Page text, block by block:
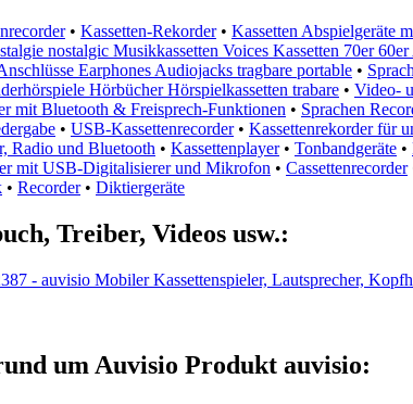
• Kassetten-Rekorder• Kassetten Abspielgeräte
nostalgic Musikkassetten Voices Kassetten 70er
Earphones Audiojacks tragbare portable •
Hörbücher Hörspielkassetten trabare • Video-
mit Bluetooth & Freisprech-Funktionen • Sprachen
• USB-Kassettenrecorder• Kassettenrekorder für
Radio und Bluetooth • Kassettenplayer• Tonbandgeräte •
mit USB-Digitalisierer und Mikrofon • Cassettenrecorder
• Recorder• Diktiergeräte
Treiber, Videos usw.:
- auvisio Mobiler Kassettenspieler, Lautsprecher,
um Auvisio Produkt auvisio: